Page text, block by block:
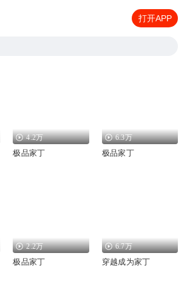
打开APP
4.2万
极品家丁
6.3万
极品家丁
2.2万
极品家丁
6.7万
穿越成为家丁